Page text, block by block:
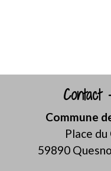
Commune
Place
59890